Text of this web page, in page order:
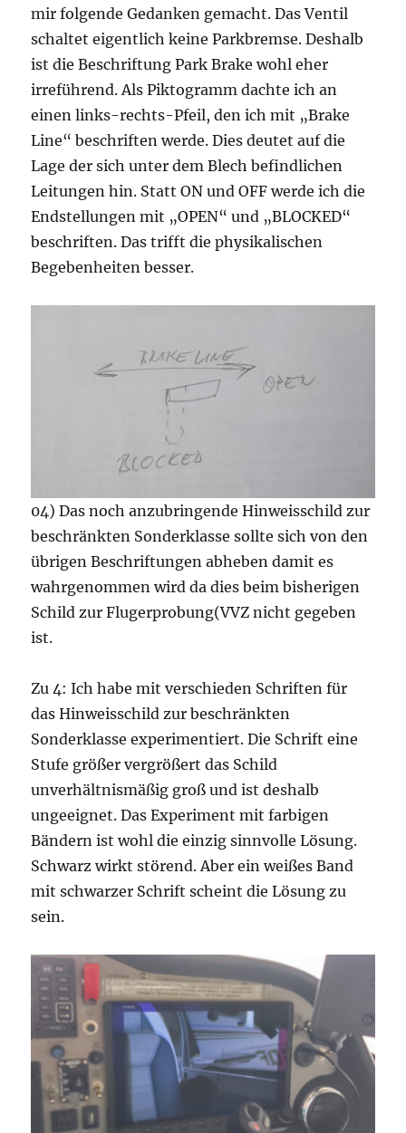
mir folgende Gedanken gemacht. Das Ventil
schaltet eigentlich keine Parkbremse. Deshalb
ist die Beschriftung Park Brake wohl eher
irreführend. Als Piktogramm dachte ich an
einen links-rechts-Pfeil, den ich mit „Brake
Line“ beschriften werde. Dies deutet auf die
Lage der sich unter dem Blech befindlichen
Leitungen hin. Statt ON und OFF werde ich die
Endstellungen mit „OPEN“ und „BLOCKED“
beschriften. Das trifft die physikalischen
Begebenheiten besser.
04) Das noch anzubringende Hinweisschild zur
beschränkten Sonderklasse sollte sich von den
übrigen Beschriftungen abheben damit es
wahrgenommen wird da dies beim bisherigen
Schild zur Flugerprobung(VVZ nicht gegeben
ist.
Zu 4: Ich habe mit verschieden Schriften für
das Hinweisschild zur beschränkten
Sonderklasse experimentiert. Die Schrift eine
Stufe größer vergrößert das Schild
unverhältnismäßig groß und ist deshalb
ungeeignet. Das Experiment mit farbigen
Bändern ist wohl die einzig sinnvolle Lösung.
Schwarz wirkt störend. Aber ein weißes Band
mit schwarzer Schrift scheint die Lösung zu
sein.